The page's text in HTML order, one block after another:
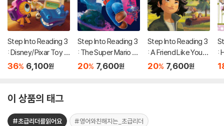
Step Into Reading 3
: Disney/Pixar Toy S
tory 5 : Team Up!
36% 6,100원
Step Into Reading 3
: The Super Mario G
alaxy Movie: Mario T
20% 7,600원
Step Into Reading 3
: A Friend Like You
(Disney/Pixar Hopp
20% 7,600원
:
이 상품의 태그
#초급리더를읽어요 #영어와친해지는_초급리더